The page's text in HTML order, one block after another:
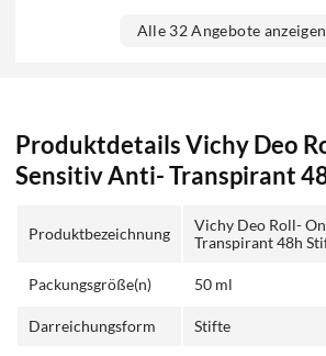
Alle 32 Angebote anzeigen
Produktdetails Vichy Deo
Sensitiv Anti- Transpirant
Produktbezeichnung
Vichy Deo Roll-
Transpirant 48h
Packungsgröße(n) 50 ml
Darreichungsform Stifte